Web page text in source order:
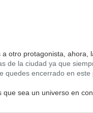
otro protagonista, ahora,
de la ciudad ya que
encerrado en este
sea un universo en